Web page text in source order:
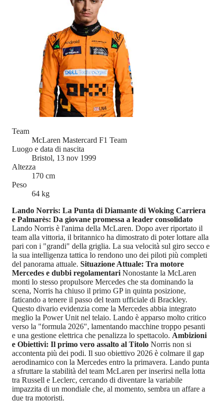
Team
McLaren Mastercard F1 Team
Luogo e data di nascita
Bristol, 13 nov 1999
Altezza
170 cm
Peso
64 kg
Lando Norris: La Punta di Diamante di Woking Carriera
e Palmarès: Da giovane promessa a leader consolidato
Lando Norris è l'anima della McLaren. Dopo aver riportato il
team alla vittoria, il britannico ha dimostrato di poter lottare alla
pari con i "grandi" della griglia. La sua velocità sul giro secco e
la sua intelligenza tattica lo rendono uno dei piloti più completi
del panorama attuale. Situazione Attuale: Tra motore
Mercedes e dubbi regolamentari Nonostante la McLaren
monti lo stesso propulsore Mercedes che sta dominando la
scena, Norris ha chiuso il primo GP in quinta posizione,
faticando a tenere il passo del team ufficiale di Brackley.
Questo divario evidenzia come la Mercedes abbia integrato
meglio la Power Unit nel telaio. Lando è apparso molto critico
verso la "formula 2026", lamentando macchine troppo pesanti
e una gestione elettrica che penalizza lo spettacolo. Ambizioni
e Obiettivi: Il primo vero assalto al Titolo Norris non si
accontenta più dei podi. Il suo obiettivo 2026 è colmare il gap
aerodinamico con la Mercedes entro la primavera. Lando punta
a sfruttare la stabilità del team McLaren per inserirsi nella lotta
tra Russell e Leclerc, cercando di diventare la variabile
impazzita di un mondiale che, al momento, sembra un affare a
due tra motoristi.